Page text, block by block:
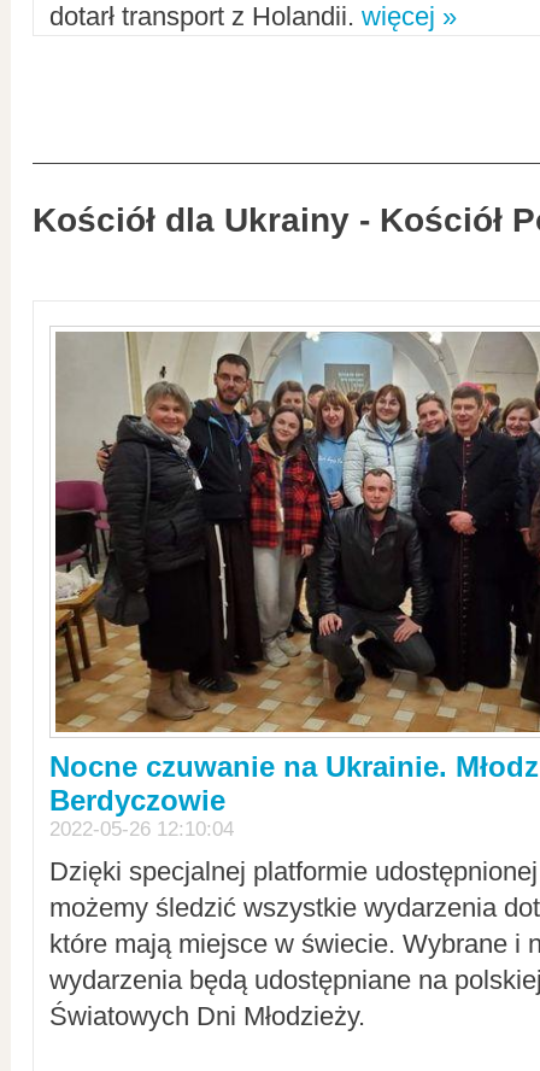
dotarł transport z Holandii. więcej »
Kościół dla Ukrainy - Kościół
Nocne czuwanie na Ukrainie.
Berdyczowie
2022-05-26 12:10:04
Dzięki specjalnej platformie
możemy śledzić wszystkie wydarzenia
które mają miejsce w świecie. Wybrane i
wydarzenia będą udostępniane na
Światowych Dni Młodzieży.